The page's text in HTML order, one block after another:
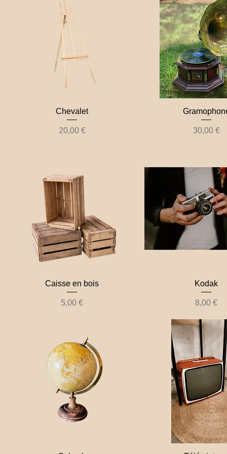
Chevalet
Prix
20,00 € Prix
30,00 €
Caisse en bois
Prix
5,00 €
Kodak
Prix
8,00 €